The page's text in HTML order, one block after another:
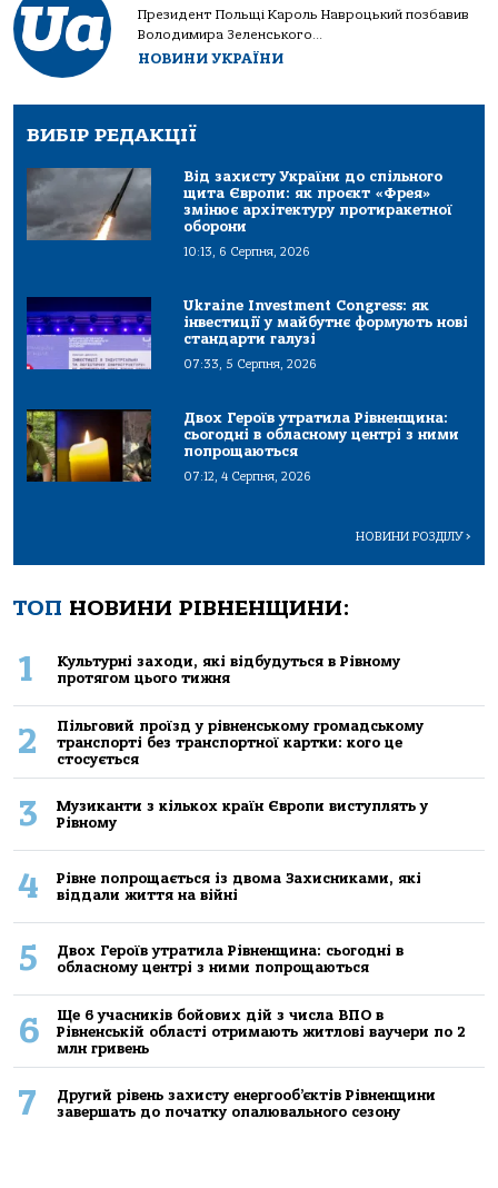
Президент Польщі Кароль Навроцький позбавив
Володимира Зеленського...
НОВИНИ УКРАЇНИ
ВИБІР РЕДАКЦІЇ
Від захисту України до спільного
щита Європи: як проєкт «Фрея»
змінює архітектуру протиракетної
оборони
10:13, 6 Серпня, 2026
Ukraine Investment Congress: як
інвестиції у майбутнє формують нові
стандарти галузі
07:33, 5 Серпня, 2026
Двох Героїв утратила Рівненщина:
сьогодні в обласному центрі з ними
попрощаються
07:12, 4 Серпня, 2026
НОВИНИ РОЗДІЛУ>
ТОП НОВИНИ РІВНЕНЩИНИ:
1
Культурні заходи, які відбудуться в Рівному
протягом цього тижня
2
Пільговий проїзд у рівненському громадському
транспорті без транспортної картки: кого це
стосується
3
Музиканти з кількох країн Європи виступлять у
Рівному
4
Рівне попрощається із двома Захисниками, які
віддали життя на війні
5
Двох Героїв утратила Рівненщина: сьогодні в
обласному центрі з ними попрощаються
6
Ще 6 учасників бойових дій з числа ВПО в
Рівненській області отримають житлові ваучери по 2
млн гривень
7
Другий рівень захисту енергооб’єктів Рівненщини
завершать до початку опалювального сезону